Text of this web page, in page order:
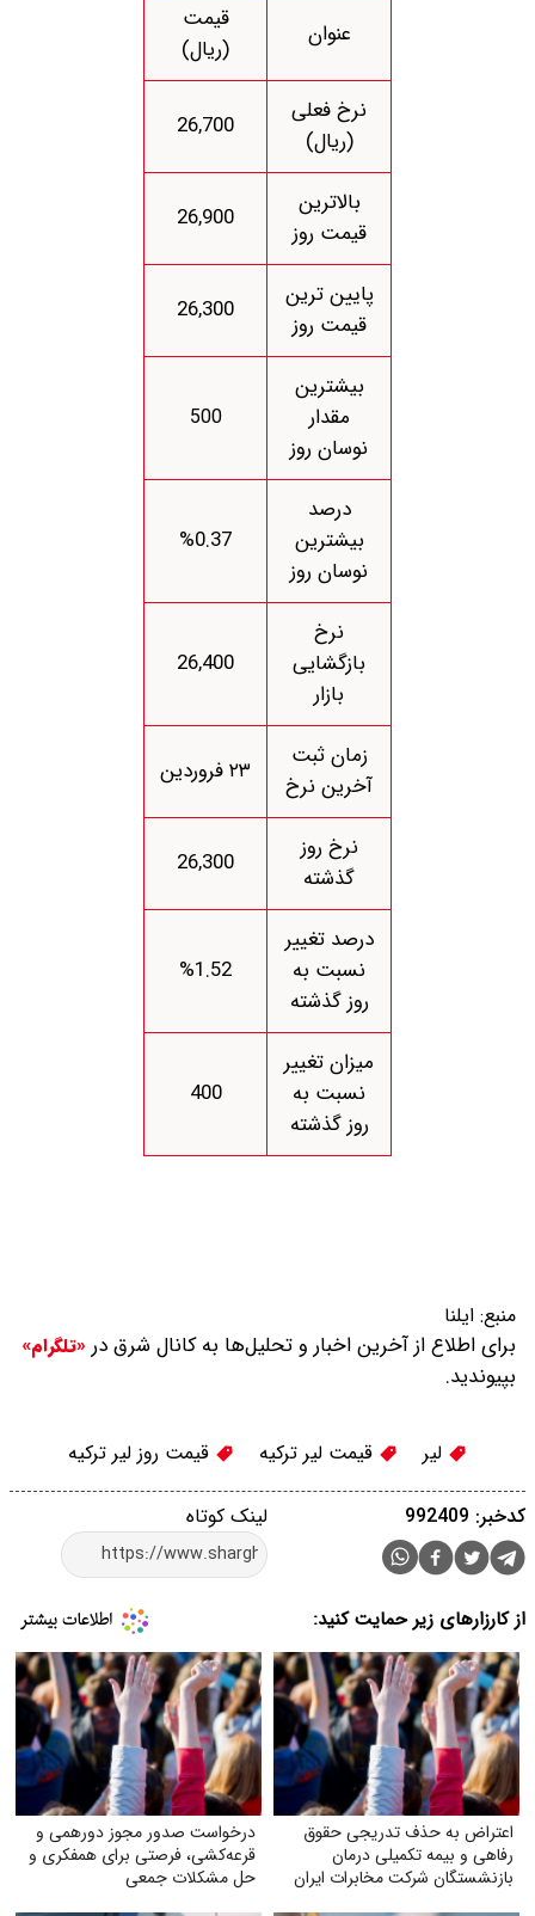
عنوان
قیمت
(ریال)
نرخ فعلی
(ریال)
26,700
بالاترین
قیمت روز
26,900
پایین ترین
قیمت روز
26,300
بیشترین
مقدار
نوسان روز
500
درصد
بیشترین
نوسان روز
%0.37
نرخ
بازگشایی
بازار
26,400
زمان ثبت
آخرین نرخ
۲۳ فروردین
نرخ روز
گذشته
26,300
درصد تغییر
نسبت به
روز گذشته
%1.52
میزان تغییر
نسبت به
روز گذشته
400
منبع: ایلنا
برای اطلاع از آخرین اخبار و تحلیل‌ها به کانال شرق در «تلگرام»
بپیوندید.
لیر قیمت لیر ترکیه قیمت روز لیر ترکیه
لینک کوتاه کدخبر: 992409
از کارزارهای زیر حمایت کنید:
اعتراض به حذف تدریجی حقوق
رفاهی و بیمه تکمیلی درمان
بازنشستگان شرکت مخابرات ایران
درخواست صدور مجوز دورهمی و
قرعه‌کشی، فرصتی برای همفکری و
حل مشکلات جمعی